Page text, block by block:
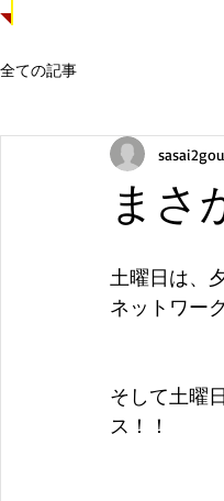
全ての記事
まさ
sasai2gou
土曜日は、
ネットワー
そして土曜
ス！！